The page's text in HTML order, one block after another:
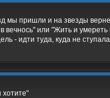
мы пришли и на звезды
вечнось" или "Жить и
- идти туда, куда не
хотите"